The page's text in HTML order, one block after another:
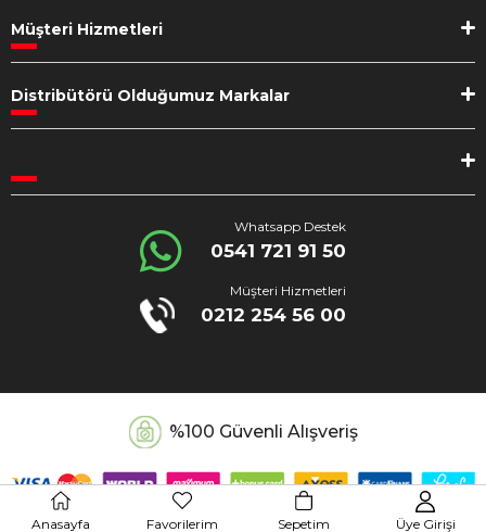
Müşteri Hizmetleri
Distribütörü Olduğumuz Markalar
Whatsapp Destek
0541 721 91 50
Müşteri Hizmetleri
0212 254 56 00
%100 Güvenli Alışveriş
Anasayfa Favorilerim Sepetim Üye Girişi